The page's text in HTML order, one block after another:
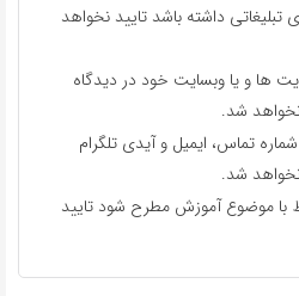
تبلیغاتی داشته باشد تایید نخواهد
ها و یا وبسایت خود در دیدگاه
نخواهد شد.
تماس، ایمیل و آیدی تلگرام
نخواهد شد.
با موضوع آموزش مطرح شود تایید